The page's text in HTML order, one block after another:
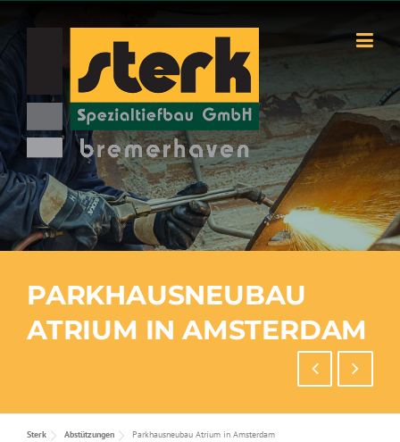
PARKHAUSNEUBAU
ATRIUM IN AMSTERDAM
Sterk Abstützungen Parkhausneubau Atrium in Amsterdam